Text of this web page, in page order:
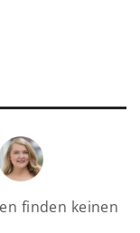
finden keinen